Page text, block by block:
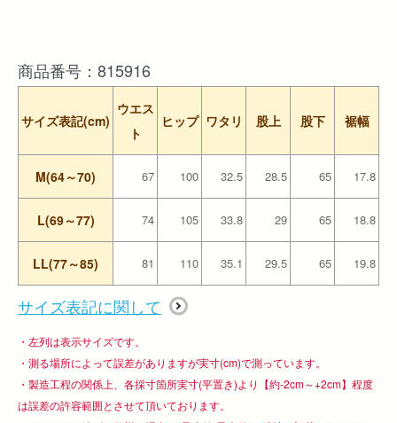
商品番号：815916
サイズ表記(cm)
ウエス
ト
ヒップ ワタリ 股上 股下 裾幅
M(64～70) 67 100 32.5 28.5 65 17.8
L(69～77) 74 105 33.8 29 65 18.8
LL(77～85) 81 110 35.1 29.5 65 19.8
サイズ表記に関して
・左列は表示サイズです。
・測る場所によって誤差がありますが実寸(cm)で測っています。
・製造工程の関係上、各採寸箇所実寸(平置き)より【約-2cm～+2cm】程度
は誤差の許容範囲とさせて頂いております。